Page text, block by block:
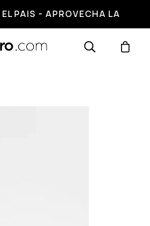
PAIS - APROVECHA LA
50% OFF